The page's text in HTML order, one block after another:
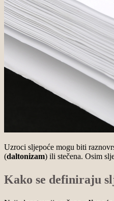
Uzroci sljepoće mogu biti
(daltonizam) ili stečena. Osim
Kako se definiraju